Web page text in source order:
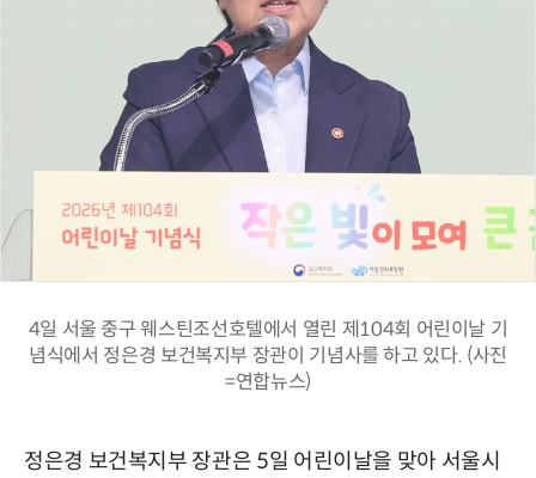
4일 서울 중구 웨스틴조선호텔에서 열린 제104회 어린이날 기
념식에서 정은경 보건복지부 장관이 기념사를 하고 있다. (사진
=연합뉴스)
정은경 보건복지부 장관은 5일 어린이날을 맞아 서울시